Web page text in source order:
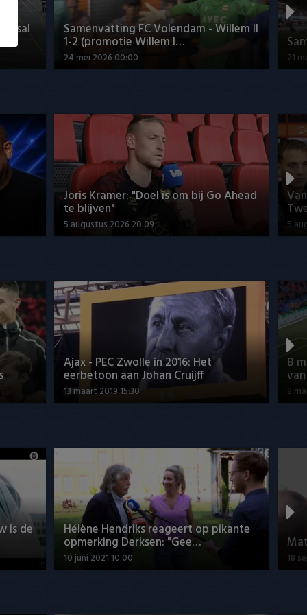
Samenvatting FC Volendam - Willem II
1-2 (promotie Willem I…
24 mei 2026 00:00 21
Joris Kramer: "Doel is om bij Go Ahead
te blijven"
5 augustus 2026 20:09 5
Ajax - PEC Zwolle in 2016: Het
eerbetoon aan Johan Cruijff
13 maart 2019 15:30
8
8
is de Hélène Hendriks reageert op pikante
opmerking Derksen: "Gee…
10 juni 2021 10:00 18